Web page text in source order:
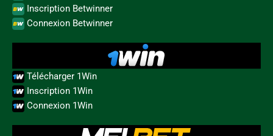
Inscription Betwinner
Connexion Betwinner
Télécharger 1Win
Inscription 1Win
Connexion 1Win